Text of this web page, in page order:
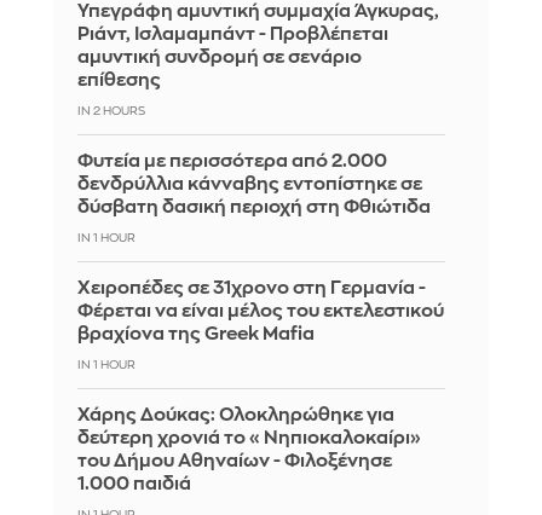
Υπεγράφη αμυντική συμμαχία Άγκυρας,
Ριάντ, Ισλαμαμπάντ - Προβλέπεται
αμυντική συνδρομή σε σενάριο
επίθεσης
IN 2 HOURS
Φυτεία με περισσότερα από 2.000
δενδρύλλια κάνναβης εντοπίστηκε σε
δύσβατη δασική περιοχή στη Φθιώτιδα
IN 1 HOUR
Χειροπέδες σε 31χρονο στη Γερμανία -
Φέρεται να είναι μέλος του εκτελεστικού
βραχίονα της Greek Mafia
IN 1 HOUR
Χάρης Δούκας: Ολοκληρώθηκε για
δεύτερη χρονιά το «Νηπιοκαλοκαίρι»
του Δήμου Αθηναίων - Φιλοξένησε
1.000 παιδιά